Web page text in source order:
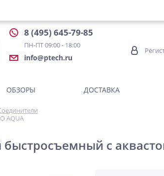
8 (495) 645-79-85
ПН-ПТ 09:00 - 18:00
info@ptech.ru
ОБЗОРЫ ДОСТАВКА
AQUA
с